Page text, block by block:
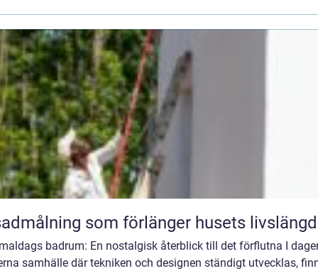
som förlänger husets livslängd
badrum: En nostalgisk återblick till det förflutna I
samhälle där tekniken och designen ständigt utvecklas,